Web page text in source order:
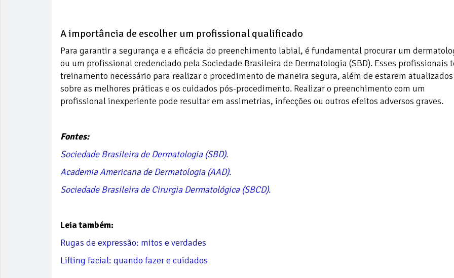
A importância de escolher um profissional qualificado
Para garantir a segurança e a eficácia do preenchimento labial, é fundamental procurar um
ou um profissional credenciado pela Sociedade Brasileira de Dermatologia (SBD). Esses profissionais
treinamento necessário para realizar o procedimento de maneira segura, além de estarem atualizados
sobre as melhores práticas e os cuidados pós-procedimento. Realizar o preenchimento com um
profissional inexperiente pode resultar em assimetrias, infecções ou outros efeitos adversos graves.
Fontes:
Sociedade Brasileira de Dermatologia (SBD).
Academia Americana de Dermatologia (AAD).
Sociedade Brasileira de Cirurgia Dermatológica (SBCD).
Leia também:
Rugas de expressão: mitos e verdades
Lifting facial: quando fazer e cuidados